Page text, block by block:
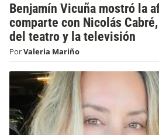
Benjamín Vicuña mostró la
comparte con Nicolás
del teatro y la televisión
PorValeria Mariño